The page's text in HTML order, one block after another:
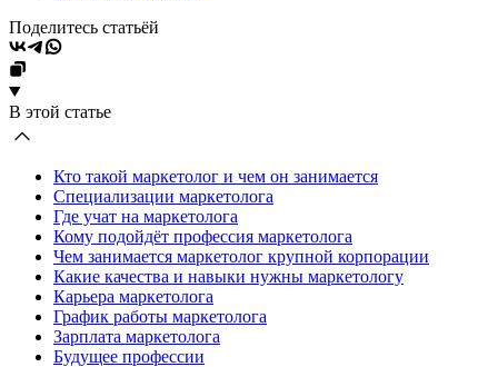
Поделитесь статьёй
В этой статье
Кто такой маркетолог и чем он занимается
Специализации маркетолога
Где учат на маркетолога
Кому подойдёт профессия маркетолога
Чем занимается маркетолог крупной корпорации
Какие качества и навыки нужны маркетологу
Карьера маркетолога
График работы маркетолога
Зарплата маркетолога
Будущее профессии